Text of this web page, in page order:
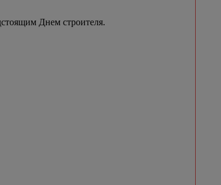
Днем строителя.